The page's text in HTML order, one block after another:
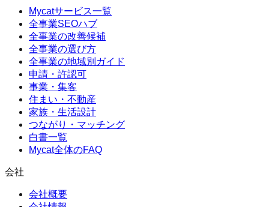
Mycatサービス一覧
全事業SEOハブ
全事業の改善候補
全事業の選び方
全事業の地域別ガイド
申請・許認可
事業・集客
住まい・不動産
家族・生活設計
つながり・マッチング
白書一覧
Mycat全体のFAQ
会社
会社概要